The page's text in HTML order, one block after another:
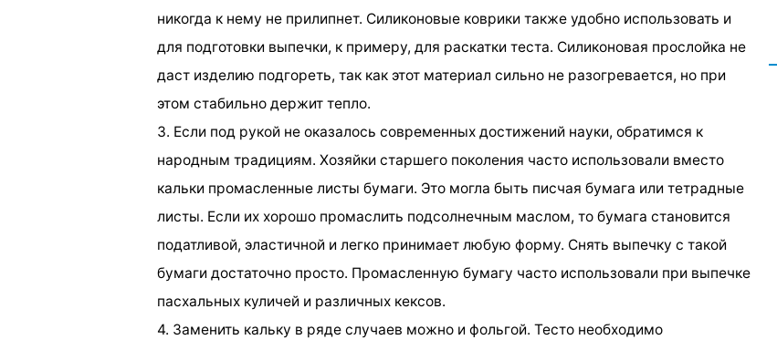
никогда к нему не прилипнет. Силиконовые коврики также удобно использовать и
для подготовки выпечки, к примеру, для раскатки теста. Силиконовая прослойка не
даст изделию подгореть, так как этот материал сильно не разогревается, но при
этом стабильно держит тепло.
3. Если под рукой не оказалось современных достижений науки, обратимся к
народным традициям. Хозяйки старшего поколения часто использовали вместо
кальки промасленные листы бумаги. Это могла быть писчая бумага или тетрадные
листы. Если их хорошо промаслить подсолнечным маслом, то бумага становится
податливой, эластичной и легко принимает любую форму. Снять выпечку с такой
бумаги достаточно просто. Промасленную бумагу часто использовали при выпечке
пасхальных куличей и различных кексов.
4. Заменить кальку в ряде случаев можно и фольгой. Тесто необходимо